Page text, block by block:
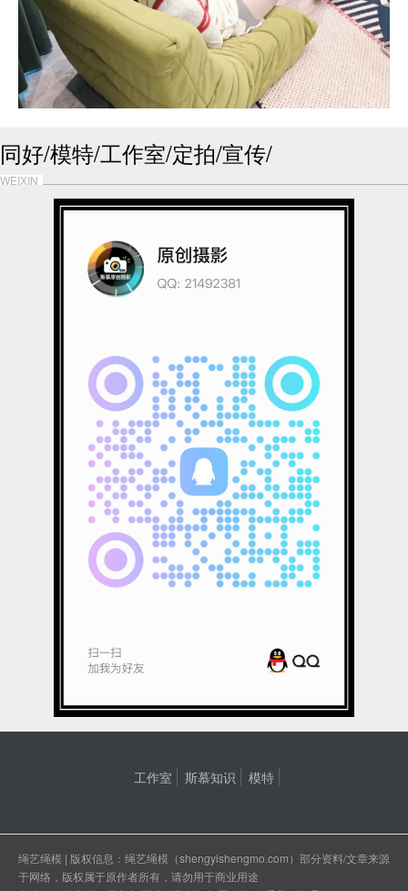
同好/模特/工作室/定拍/宣传/
WEIXIN
工作室 斯慕知识 模特
绳艺绳模 | 版权信息：绳艺绳模（shengyishengmo.com）部分资料/文章来源
于网络，版权属于原作者所有，请勿用于商业用途